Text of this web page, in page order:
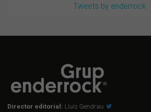
Tweets by enderrock
Director editorial: Lluís Gendrau